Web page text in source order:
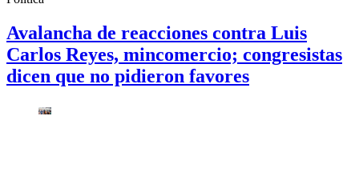
Avalancha de reacciones contra Luis
Carlos Reyes, mincomercio; congresistas
dicen que no pidieron favores